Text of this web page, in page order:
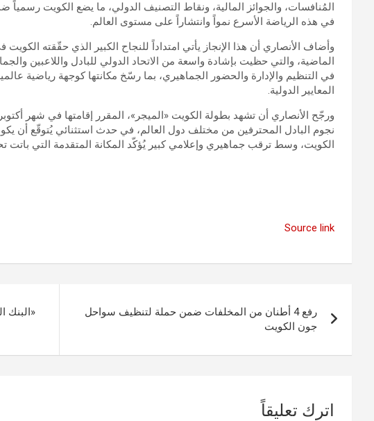
المُنافسات، والجوائز المالية، ونقاط التصنيف الدولي، ما يضع الكويت رسمياً
في هذه الرياضة الأسرع نمواً وانتشاراً على مستوى العالم.
وأضاف الأنصاري أن هذا الإنجاز يأتي امتداداً للنجاح الكبير الذي حقّقته
الماضية، والتي حظيت بإشادة واسعة من الاتحاد الدولي للبادل واللاعبين
في التنظيم والإدارة والحضور الجماهيري، بما رسّخ مكانتها كوجهة رياضية
المعايير الدولية.
نجوم البادل المحترفين من مختلف دول العالم، في حدث استثنائي يُتوقّع أن
الكويت، وسط ترقب جماهيري وإعلامي كبير يُؤكّد المكانة المتقدمة التي باتت
Source link
المقالات
رفع 4 أطنان من المخلفات ضمن حملة لتنظيف سواحل
جون الكويت
«البنك
اترك تعليقاً